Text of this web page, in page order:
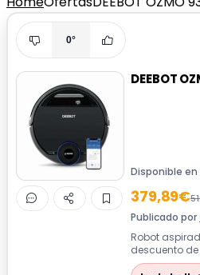
0°
DEEBOT
Disponible en
379,89€
Publicado por
Robot
descuento de
de los